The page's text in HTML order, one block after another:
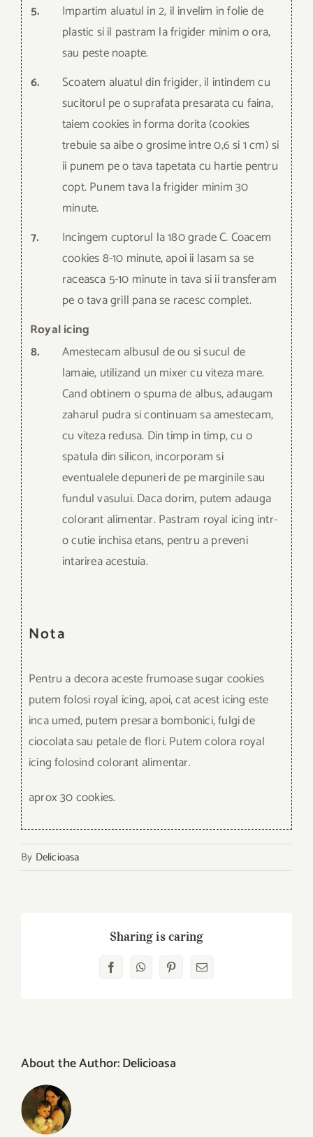
5.
Impartim aluatul in 2, il invelim in folie de
plastic si il pastram la frigider minim o ora,
sau peste noapte.
6.
Scoatem aluatul din frigider, il intindem cu
sucitorul pe o suprafata presarata cu faina,
taiem cookies in forma dorita (cookies
trebuie sa aibe o grosime intre 0,6 si 1 cm) si
ii punem pe o tava tapetata cu hartie pentru
copt. Punem tava la frigider minim 30
minute.
7.
Incingem cuptorul la 180 grade C. Coacem
cookies 8-10 minute, apoi ii lasam sa se
raceasca 5-10 minute in tava si ii transferam
pe o tava grill pana se racesc complet.
Royal icing
8.
Amestecam albusul de ou si sucul de
lamaie, utilizand un mixer cu viteza mare.
Cand obtinem o spuma de albus, adaugam
zaharul pudra si continuam sa amestecam,
cu viteza redusa. Din timp in timp, cu o
spatula din silicon, incorporam si
eventualele depuneri de pe marginile sau
fundul vasului. Daca dorim, putem adauga
colorant alimentar. Pastram royal icing intr-
o cutie inchisa etans, pentru a preveni
intarirea acestuia.
Nota
Pentru a decora aceste frumoase sugar cookies
putem folosi royal icing, apoi, cat acest icing este
inca umed, putem presara bombonici, fulgi de
ciocolata sau petale de flori. Putem colora royal
icing folosind colorant alimentar.
aprox 30 cookies.
By Delicioasa
Sharing is caring
FacebookWhatsAppPinterestEmail
About the Author:Delicioasa